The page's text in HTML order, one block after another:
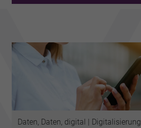
Kategorien
Daten, Daten, digital
Digitalisierung